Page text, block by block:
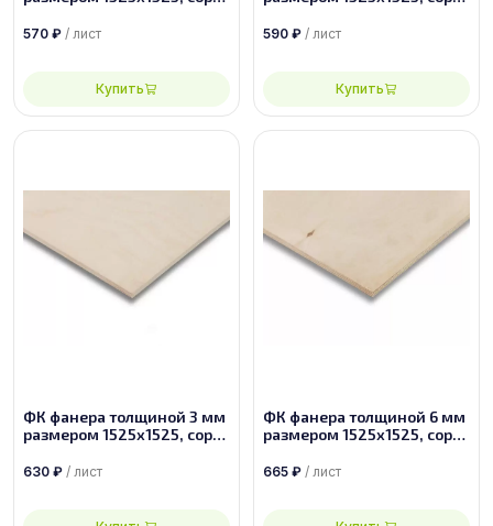
570 ₽ / лист
Купить
590 ₽ / лист
Купить
ФК фанера толщиной 3 мм
размером 1525х1525, сорт
630 ₽ / лист
ФК фанера толщиной 6 мм
размером 1525х1525, сорт
665 ₽ / лист